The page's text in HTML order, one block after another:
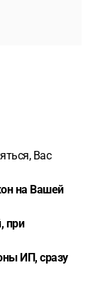
Вас
на Вашей
при
ИП, сразу